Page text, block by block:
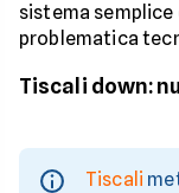
sistema
problematica
Tiscali down:
Tiscali